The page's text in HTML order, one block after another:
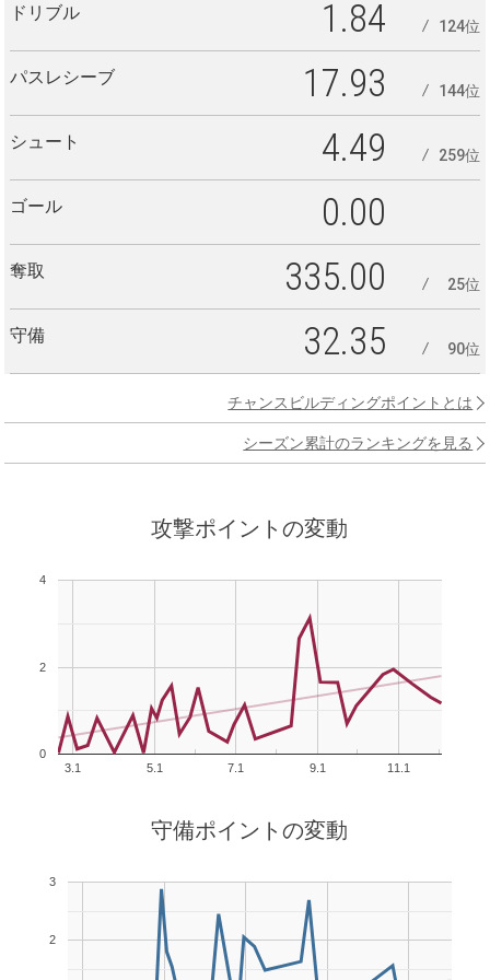
ドリブル 1.84 124位
パスレシーブ 17.93 144位
シュート 4.49 259位
ゴール 0.00
奪取 335.00 25位
守備 32.35 90位
チャンスビルディングポイントとは
シーズン累計のランキングを見る
攻撃ポイントの変動
3.1 5.1 7.1 9.1 11.1
0
2
4
守備ポイントの変動
2
3